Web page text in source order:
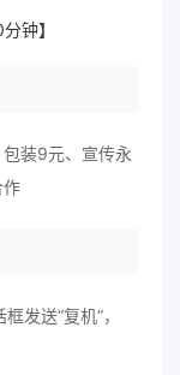
装9元、宣传永
作
发送“复机”，